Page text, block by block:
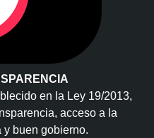
en la Ley 19/2013,
acceso a la
y buen gobierno.